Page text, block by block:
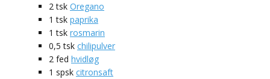
2 tsk Oregano
1 tsk paprika
1 tsk rosmarin
0,5 tsk chilipulver
2 fed hvidløg
1 spsk citronsaft